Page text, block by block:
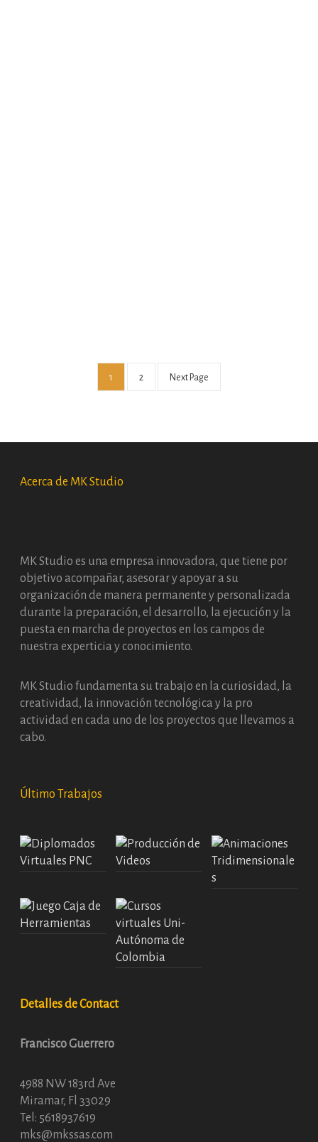
Cursos virtuales Uni-Autónoma de Colombia
Animación y Composición Visual, Gamificación
1 2 Next Page
Acerca de MK Studio
MK Studio es una empresa innovadora, que tiene por
objetivo acompañar, asesorar y apoyar a su
organización de manera permanente y personalizada
durante la preparación, el desarrollo, la ejecución y la
puesta en marcha de proyectos en los campos de
nuestra experticia y conocimiento.
MK Studio fundamenta su trabajo en la curiosidad, la
creatividad, la innovación tecnológica y la pro
actividad en cada uno de los proyectos que llevamos a
cabo.
Último Trabajos
Detalles de Contact
Francisco Guerrero
4988 NW 183rd Ave
Miramar, Fl 33029
Tel: 5618937619
mks@mkssas.com